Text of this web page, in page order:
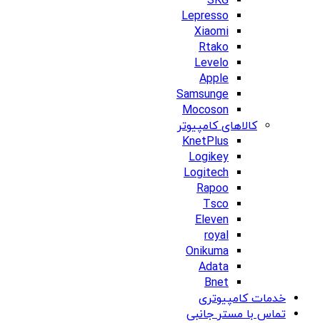
Lepresso
Xiaomi
Rtako
Levelo
Apple
Samsunge
Mocoson
کالاهای کامپیوتر
KnetPlus
Logikey
Logitech
Rapoo
Tsco
Eleven
royal
Onikuma
Adata
Bnet
خدمات کامپیوتری
تماس با مستر جانبی